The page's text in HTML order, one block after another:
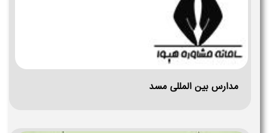
مدارس بین المللی مسد